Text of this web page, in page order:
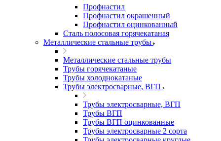
Профнастил
Профнастил окрашенный
Профнастил оцинкованный
Сталь полосовая горячекатаная
Металлические стальные трубы
Металлические стальные трубы
Трубы горячекатаные
Трубы холоднокатаные
Трубы электросварные, ВГП
Трубы электросварные, ВГП
Трубы ВГП
Трубы ВГП оцинкованные
Трубы электросварные 2 сорта